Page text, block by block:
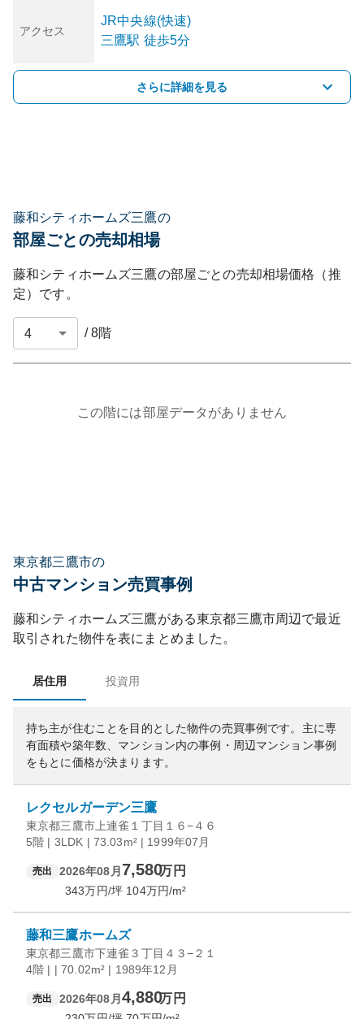
アクセス
JR中央線(快速)
三鷹駅 徒歩5分
さらに詳細を見る
藤和シティホームズ三鷹の
部屋ごとの売却相場
藤和シティホームズ三鷹の部屋ごとの売却相場価格（推
定）です。
/8階
この階には部屋データがありません
東京都三鷹市の
中古マンション売買事例
藤和シティホームズ三鷹がある東京都三鷹市周辺で最近
取引された物件を表にまとめました。
居住用 投資用
持ち主が住むことを目的とした物件の売買事例です。 主に専
有面積や築年数、マンション内の事例・周辺マンション事例
をもとに価格が決まります。
レクセルガーデン三鷹
東京都三鷹市上連雀１丁目１６−４６
5階 | 3LDK | 73.03m² | 1999年07月
売出 2026年08月 7,580万円
343万円/坪 104万円/m²
藤和三鷹ホームズ
東京都三鷹市下連雀３丁目４３−２１
4階 | | 70.02m² | 1989年12月
売出 2026年08月 4,880万円